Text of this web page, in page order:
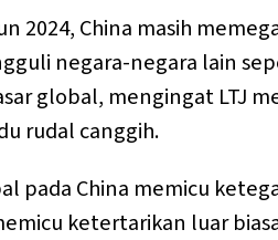
2024, China masih
negara-negara lain
global, mengingat
rudal canggih.
pada China memicu
ketertarikan luar